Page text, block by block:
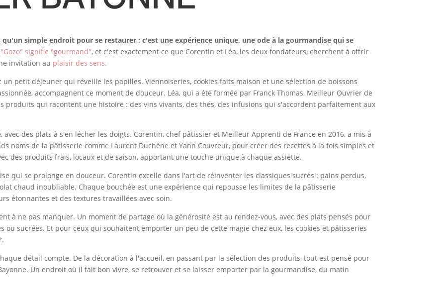
simple endroit pour se restaurer : c'est une expérience unique, une ode à la gourmandise qui se
"Gozo" signifie "gourmand", et c'est exactement ce que Corentin et Léa, les deux fondateurs, cherchent à offrir
invitation au plaisir des sens.
un petit déjeuner qui réveille les papilles. Viennoiseries, cookies faits maison et une sélection de boissons
accompagnent ce moment de douceur. Léa, qui a été formée par Franck Thomas, Meilleur Ouvrier de
produits qui racontent une histoire : des vins vivants, des thés, des infusions qui s'accordent parfaitement aux
des plats à s'en lécher les doigts. Corentin, chef pâtissier et Meilleur Apprenti de France en 2016, a mis à
noms de la pâtisserie comme Laurent Duchène et Yann Couvreur, pour créer des recettes à la fois simples et
des produits frais, locaux et de saison, apportant une touche unique à chaque assiette.
qui se prolonge en douceur. Corentin excelle dans l'art de réinventer les classiques sucrés : pains perdus,
chaud inoubliable. Chaque bouchée est une expérience qui repousse les limites de la pâtisserie
étonnantes et des textures travaillées avec soin.
à ne pas manquer. Un moment de partage où la générosité est au rendez-vous, avec des plats pensés pour
ou sucrées. Et pour ceux qui souhaitent emporter un peu de cette magie chez eux, les cookies et pâtisseries
détail compte. De la décoration à l'accueil, en passant par la sélection des produits, tout est pensé pour
Un endroit où il fait bon vivre, se retrouver et se laisser emporter par la gourmandise, du matin